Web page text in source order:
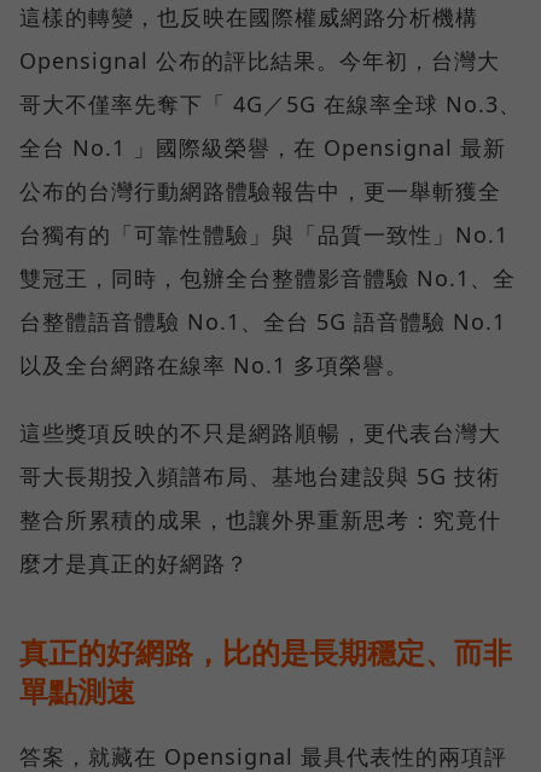
這樣的轉變，也反映在國際權威網路分析機構
Opensignal 公布的評比結果。今年初，台灣大
哥大不僅率先奪下「 4G／5G 在線率全球 No.3、
全台 No.1 」國際級榮譽，在 Opensignal 最新
公布的台灣行動網路體驗報告中，更一舉斬獲全
台獨有的「可靠性體驗」與「品質一致性」No.1
雙冠王，同時，包辦全台整體影音體驗 No.1、全
台整體語音體驗 No.1、全台 5G 語音體驗 No.1
以及全台網路在線率 No.1 多項榮譽。
這些獎項反映的不只是網路順暢，更代表台灣大
哥大長期投入頻譜布局、基地台建設與 5G 技術
整合所累積的成果，也讓外界重新思考：究竟什
麼才是真正的好網路？
真正的好網路，比的是長期穩定、而非
單點測速
答案，就藏在 Opensignal 最具代表性的兩項評